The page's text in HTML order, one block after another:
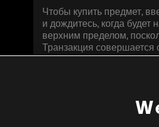
Чтобы купить предмет,
и дождитесь, когда
верхним пределом,
Транзакция совершается